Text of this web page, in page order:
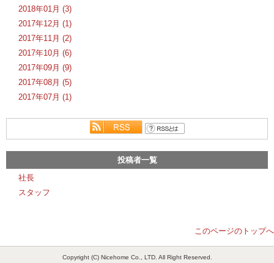
2018年01月 (3)
2017年12月 (1)
2017年11月 (2)
2017年10月 (6)
2017年09月 (9)
2017年08月 (5)
2017年07月 (1)
投稿者一覧
社長
スタッフ
このページのトップへ
Copyright (C) Nicehome Co., LTD. All Right Reserved.